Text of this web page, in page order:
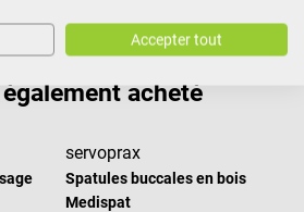
acheté
servoprax
Spatules buccales en bois
Medispat
Accepter tout